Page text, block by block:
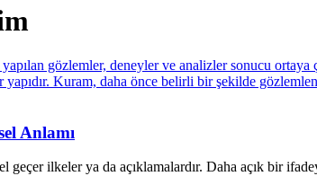
Anlamı
ilkeler ya da açıklamalardır. Daha açık bir